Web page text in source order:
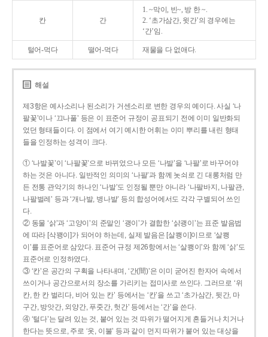
칸 간
1. ~막이, 빈~, 방 한 ~.
2. ‘초가삼간, 윗간’의 경우에는
‘간’임.
털어-먹다 떨어-먹다 재물을 다 없애다.
해설
제3항은 예사소리나 된소리가 거센소리로 변한 경우의 예이다. 사실 ‘나
팔꽃’이나 ‘끄나풀’ 등은 이 표준어 규정이 공표되기 전에 이미 일반화되
었던 형태들이다. 이 점에서 여기 예시한 어휘는 이미 뿌리를 내린 형태
들을 인정하는 성격이 크다.
① ‘나발꽃’이 ‘나팔꽃’으로 바뀌었으나 모든 ‘나발’을 ‘나팔’로 바꾸어야
하는 것은 아니다. 일반적인 의미의 ‘나팔’과 함께 놋쇠로 긴 대롱처럼 만
든 전통 관악기의 하나인 ‘나발’도 인정될 뿐만 아니라 ‘나팔바지, 나팔관,
나팔벌레’ 등과 ‘개나발, 병나발’ 등의 합성어에서도 각각 구별되어 쓰인
다.
② 동물 ‘삵’과 ‘고양이’의 준말인 ‘괭이’가 결합한 ‘삵괭이’는 표준 발음법
에 따라 [삭꽹이]가 되어야 하는데, 실제 발음은 [살쾡이]이므로 ‘살쾡
이’를 표준어로 삼았다. 표준어 규정 제26항에서는 ‘살쾡이’와 함께 ‘삵’도
표준어로 인정하였다.
③ ‘칸’은 공간의 구획을 나타내며, ‘간(間)’은 이미 굳어진 한자어 속에서
쓰이거나 공간으로서의 장소를 가리키는 접미사로 쓰인다. 그러므로 ‘위
칸, 한 칸 벌리다, 비어 있는 칸’ 등에서는 ‘칸’을 쓰고 ‘초가삼간, 뒷간, 마
구간, 방앗간, 외양간, 푸줏간, 헛간’ 등에서는 ‘간’을 쓴다.
④ ‘털다’는 달려 있는 것, 붙어 있는 것 따위가 떨어지게 흔들거나 치거나
한다는 뜻으로, 주로 ‘옷, 이불’ 등과 같이 먼지 따위가 붙어 있는 대상을